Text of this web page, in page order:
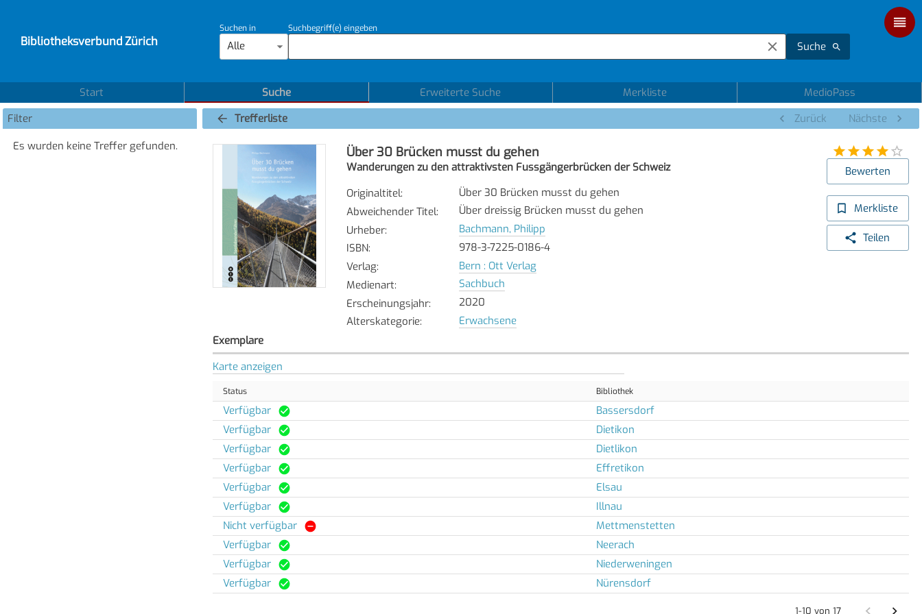
Bibliotheksverbund Zürich
Suchen in
Alle
Suchbegriff(e) eingeben
Suche
Start Suche Erweiterte Suche Merkliste
MedioPass
Filter
Es wurden keine Treffer gefunden.
Trefferliste Zurück Nächste
Über 30 Brücken musst du gehen
Wanderungen zu den attraktivsten Fussgängerbrücken der Schweiz
Originaltitel:
Über 30 Brücken musst du gehen
Abweichender Titel:
Über dreissig Brücken musst du gehen
Urheber:
Bachmann, Philipp
ISBN:
978-3-7225-0186-4
Verlag:
Bern : Ott Verlag
Medienart:
Sachbuch
Erscheinungsjahr:
2020
Alterskategorie: Erwachsene
Bewerten
Merkliste
Teilen
Exemplare
Karte anzeigen
Status Bibliothek
Verfügbar
Bassersdorf
Verfügbar
Dietikon
Verfügbar
Dietlikon
Verfügbar
Effretikon
Verfügbar
Elsau
Verfügbar
Illnau
Nicht verfügbar
Mettmenstetten
Verfügbar
Neerach
Verfügbar
Niederweningen
Verfügbar
Nürensdorf
1-10 von 17